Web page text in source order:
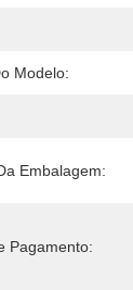
Modelo:
Embalagem:
Pagamento: